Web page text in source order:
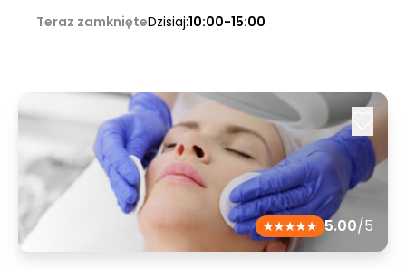
Teraz zamknięteDzisiaj:10:00-15:00
5.00/5